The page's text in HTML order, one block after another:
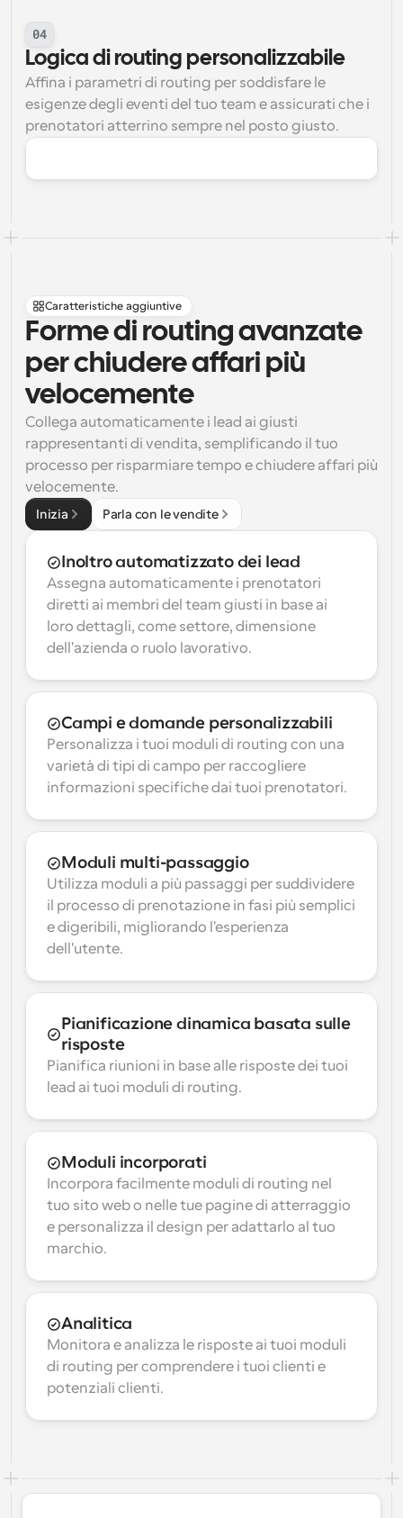
04
Logica di routing personalizzabile
Affina i parametri di routing per soddisfare le
esigenze degli eventi del tuo team e assicurati che i
prenotatori atterrino sempre nel posto giusto.
Caratteristiche aggiuntive
Forme di routing avanzate
per chiudere affari più
velocemente
Collega automaticamente i lead ai giusti
rappresentanti di vendita, semplificando il tuo
processo per risparmiare tempo e chiudere affari più
velocemente.
Inizia Parla con le vendite
Inoltro automatizzato dei lead
Assegna automaticamente i prenotatori
diretti ai membri del team giusti in base ai
loro dettagli, come settore, dimensione
dell'azienda o ruolo lavorativo.
Campi e domande personalizzabili
Personalizza i tuoi moduli di routing con una
varietà di tipi di campo per raccogliere
informazioni specifiche dai tuoi prenotatori.
Moduli multi-passaggio
Utilizza moduli a più passaggi per suddividere
il processo di prenotazione in fasi più semplici
e digeribili, migliorando l'esperienza
dell'utente.
Pianificazione dinamica basata sulle
risposte
Pianifica riunioni in base alle risposte dei tuoi
lead ai tuoi moduli di routing.
Moduli incorporati
Incorpora facilmente moduli di routing nel
tuo sito web o nelle tue pagine di atterraggio
e personalizza il design per adattarlo al tuo
marchio.
Analitica
Monitora e analizza le risposte ai tuoi moduli
di routing per comprendere i tuoi clienti e
potenziali clienti.